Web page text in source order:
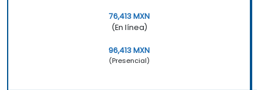
76,413 MXN
(En línea)
96,413 MXN
(Presencial)